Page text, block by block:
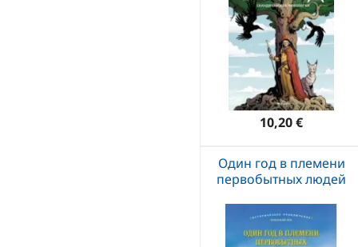
10,20 €
Один год в племени
первобытных людей